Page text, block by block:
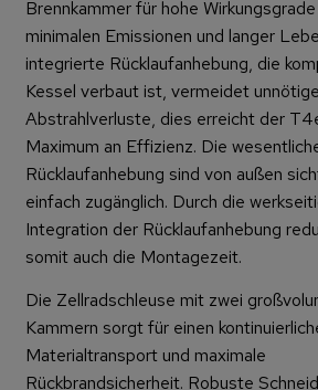
Brennkammer für hohe
minimalen Emissionen und langer
integrierte Rücklaufanhebung, die
Kessel verbaut ist, vermeidet unnötige
Abstrahlverluste, dies erreicht der
Maximum an Effizienz. Die
Rücklaufanhebung sind von außen
einfach zugänglich. Durch die
Integration der Rücklaufanhebung
somit auch die Montagezeit.
Die Zellradschleuse mit zwei
Kammern sorgt für einen
Materialtransport und maximale
Rückbrandsicherheit. Robuste